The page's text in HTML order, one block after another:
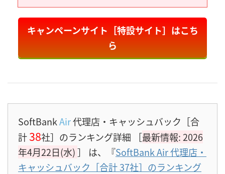
キャンペーンサイト［特設サイト］はこち
ら
SoftBankAir代理店・キャッシュバック［合
計38社］のランキング詳細 ［最新情報: 2026
年4月22日(水)］ は、『SoftBank Air 代理店・
キャッシュバック［合計 37社］のランキング